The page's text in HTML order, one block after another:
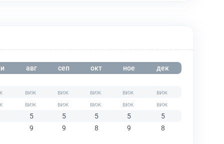
авг сеп окт ное дек
5 5 5 5
5
9
9 8 9 8